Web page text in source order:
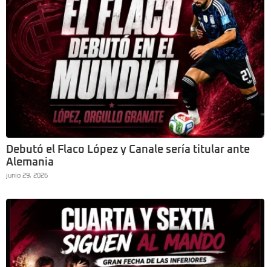
Debutó el Flaco López y Canale sería titular ante
Alemania
junio 29, 2026